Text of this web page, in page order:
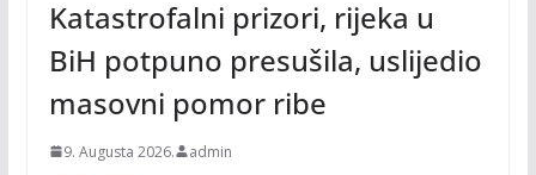
Katastrofalni prizori, rijeka u
BiH potpuno presušila, uslijedio
masovni pomor ribe
9. Augusta 2026. admin